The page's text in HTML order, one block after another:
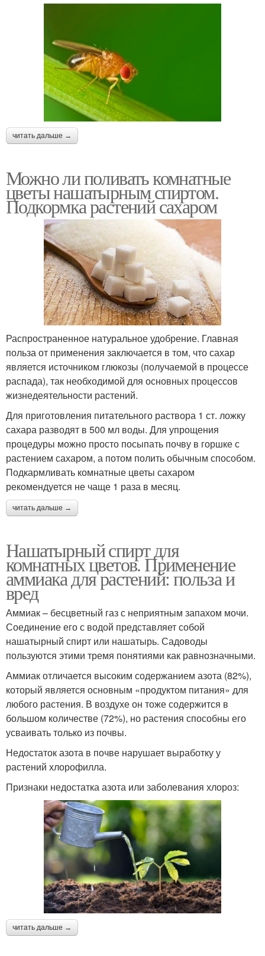
читать дальше →
Можно ли поливать комнатные
цветы нашатырным спиртом.
Подкормка растений сахаром
Распространенное натуральное удобрение. Главная
польза от применения заключается в том, что сахар
является источником глюкозы (получаемой в процессе
распада), так необходимой для основных процессов
жизнедеятельности растений.
Для приготовления питательного раствора 1 ст. ложку
сахара разводят в 500 мл воды. Для упрощения
процедуры можно просто посыпать почву в горшке с
растением сахаром, а потом полить обычным способом.
Подкармливать комнатные цветы сахаром
рекомендуется не чаще 1 раза в месяц.
читать дальше →
Нашатырный спирт для
комнатных цветов. Применение
аммиака для растений: польза и
вред
Аммиак – бесцветный газ с неприятным запахом мочи.
Соединение его с водой представляет собой
нашатырный спирт или нашатырь. Садоводы
пользуются этими тремя понятиями как равнозначными.
Аммиак отличается высоким содержанием азота (82%),
который является основным «продуктом питания» для
любого растения. В воздухе он тоже содержится в
большом количестве (72%), но растения способны его
усваивать только из почвы.
Недостаток азота в почве нарушает выработку у
растений хлорофилла.
Признаки недостатка азота или заболевания хлороз:
читать дальше →